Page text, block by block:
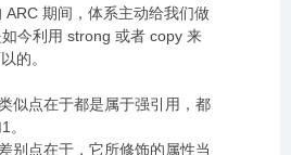
ARC 期间，体系主动给我们做
今利用 strong 或者 copy 来
的。
似点在于都是属于强引用，都
。
别点在于，它所修饰的属性当